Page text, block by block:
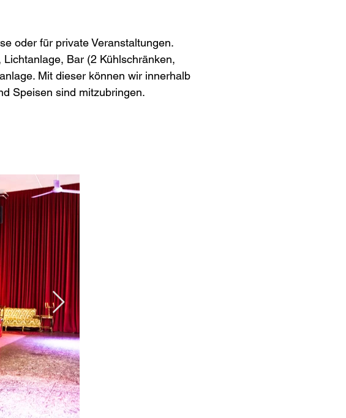
oder für private Veranstaltungen.
Bar (2 Kühlschränken,
Mit dieser können wir innerhalb
Speisen sind mitzubringen.